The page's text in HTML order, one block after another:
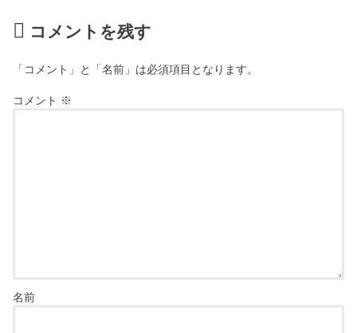
コメントを残す
「コメント」と「名前」は必須項目となります。
コメント ※
名前